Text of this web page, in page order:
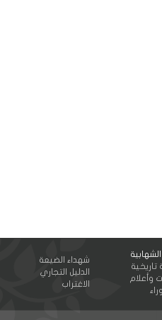
تاريخية
وأعلام
شهداء الضيعة
الدليل التجاري
الاغتراب